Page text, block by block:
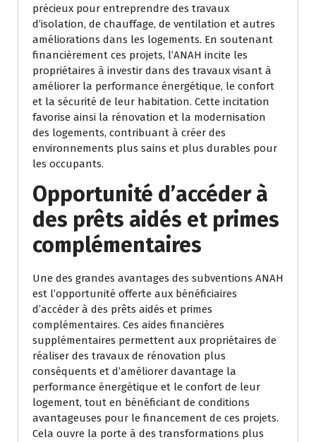
précieux pour entreprendre des travaux
d’isolation, de chauffage, de ventilation et autres
améliorations dans les logements. En soutenant
financièrement ces projets, l’ANAH incite les
propriétaires à investir dans des travaux visant à
améliorer la performance énergétique, le confort
et la sécurité de leur habitation. Cette incitation
favorise ainsi la rénovation et la modernisation
des logements, contribuant à créer des
environnements plus sains et plus durables pour
les occupants.
Opportunité d’accéder à
des prêts aidés et primes
complémentaires
Une des grandes avantages des subventions ANAH
est l’opportunité offerte aux bénéficiaires
d’accéder à des prêts aidés et primes
complémentaires. Ces aides financières
supplémentaires permettent aux propriétaires de
réaliser des travaux de rénovation plus
conséquents et d’améliorer davantage la
performance énergétique et le confort de leur
logement, tout en bénéficiant de conditions
avantageuses pour le financement de ces projets.
Cela ouvre la porte à des transformations plus